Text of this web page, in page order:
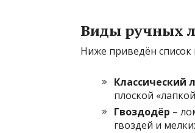
Виды ручных
Ниже приведён
Классический
плоской
Гвоздодёр –
гвоздей и